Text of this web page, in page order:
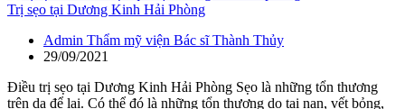
Trị sẹo tại Dương Kinh Hải Phòng
Admin Thẩm mỹ viện Bác sĩ Thành Thủy
29/09/2021
Điều trị sẹo tại Dương Kinh Hải Phòng Sẹo là những tổn thương
trên da để lại. Có thể đó là những tổn thương do tai nạn, vết bỏng,